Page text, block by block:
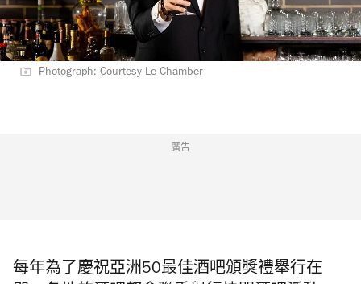
Photograph: Courtesy Le Chamber
廣告
每年為了慶祝亞洲50最佳酒吧頒獎禮舉行在